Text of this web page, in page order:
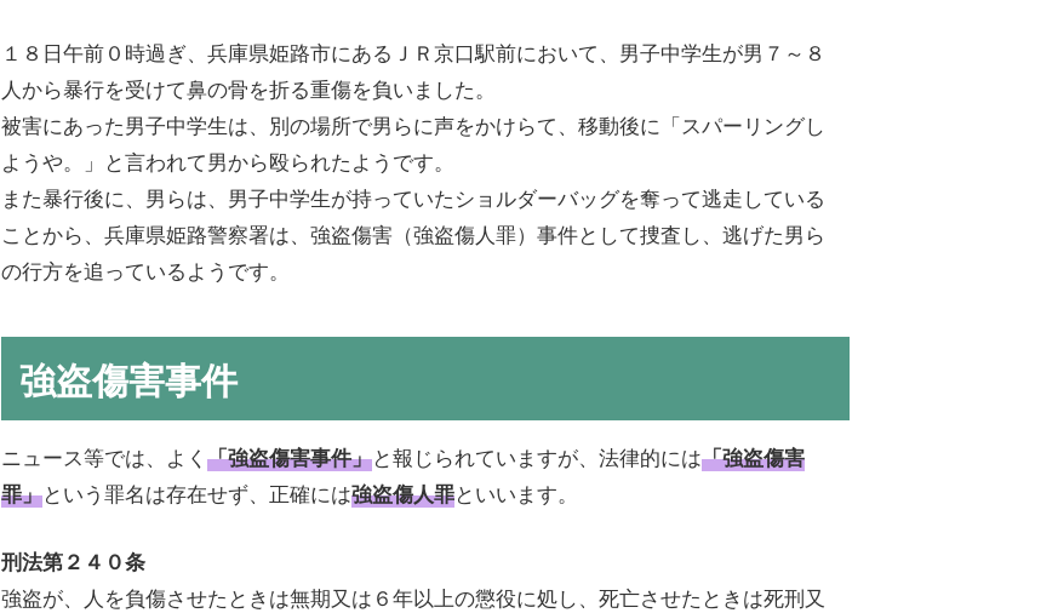
１８日午前０時過ぎ、兵庫県姫路市にあるＪＲ京口駅前において、男子中学生が男７～８
人から暴行を受けて鼻の骨を折る重傷を負いました。
被害にあった男子中学生は、別の場所で男らに声をかけらて、移動後に「スパーリングし
ようや。」と言われて男から殴られたようです。
また暴行後に、男らは、男子中学生が持っていたショルダーバッグを奪って逃走している
ことから、兵庫県姫路警察署は、強盗傷害（強盗傷人罪）事件として捜査し、逃げた男ら
の行方を追っているようです。
強盗傷害事件
ニュース等では、よく 「強盗傷害事件」と報じられていますが、法律的には「強盗傷害
罪」という罪名は存在せず、正確には強盗傷人罪といいます。
刑法第２４０条
強盗が、人を負傷させたときは無期又は６年以上の懲役に処し、死亡させたときは死刑又